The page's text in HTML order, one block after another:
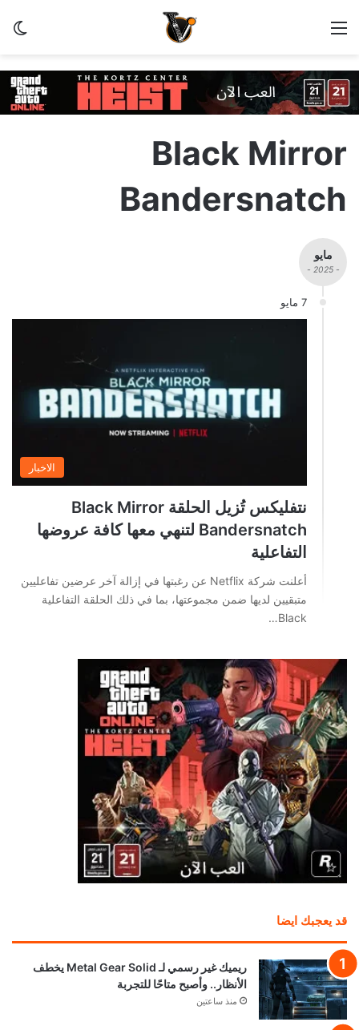
القائمة
Black Mirror
Bandersnatch
مايو
- 2025 -
7 مايو
الاخبار
نتفليكس تُزيل الحلقة Black Mirror
Bandersnatch لتنهي معها كافة عروضها
التفاعلية
أعلنت شركة Netflix عن رغبتها في إزالة آخر عرضين تفاعليين
متبقيين لديها ضمن مجموعتها، بما في ذلك الحلقة التفاعلية
Black…
قد يعجبك ايضا
ريميك غير رسمي لـ Metal Gear Solid يخطف
الأنظار.. وأصبح متاحًا للتجربة
منذ ساعتين